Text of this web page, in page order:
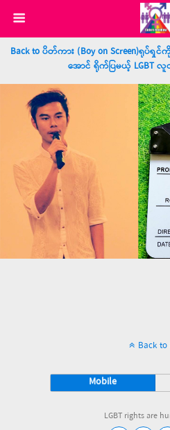
Back to ပိတ်ကား (Boy on Screen)ရုပ်ရှ
အောင် ရိုက်ပြမယ့် LGBT
Back
Mobile
LGBT rights are